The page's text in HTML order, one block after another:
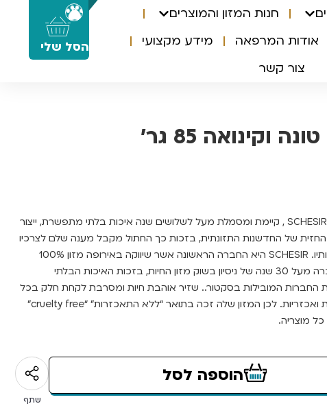
0
הסל שלי
חנות המזון והמוצרים
אודות המרפאה
מידע מקצועי
צור קשר
וקינואה 85 גר’
חברת שזיר האיטלקית SCHESIR , קיימת ומסמלת מעל לשלושים שנה איכות בלתי מתפשרת, ייצור
של החדשנות התזונתית, בזכות כך החתול מקבל מענה שלם לצרכיו
התזונתיים על כל רגישויותיו. SCHESIR היא החברה הראשונה אשר שיווקה באירופה מזון 100%
טבעי ב1999, עתה לחברה מעל 30 שנה של ניסיון בשוק מזון החיות, בזכות האיכות הבלתי
החברות המובילות בסקטור.. שזיר אוהבת חיות ומסרבת לקחת חלק בכל
סוג של בדיקות פולשניות ואכזריות. לכן המזון שלה זכה בתואר “ללא התאכזרות” “cruelty free”
מוצריה.
הוספה לסל
שתף